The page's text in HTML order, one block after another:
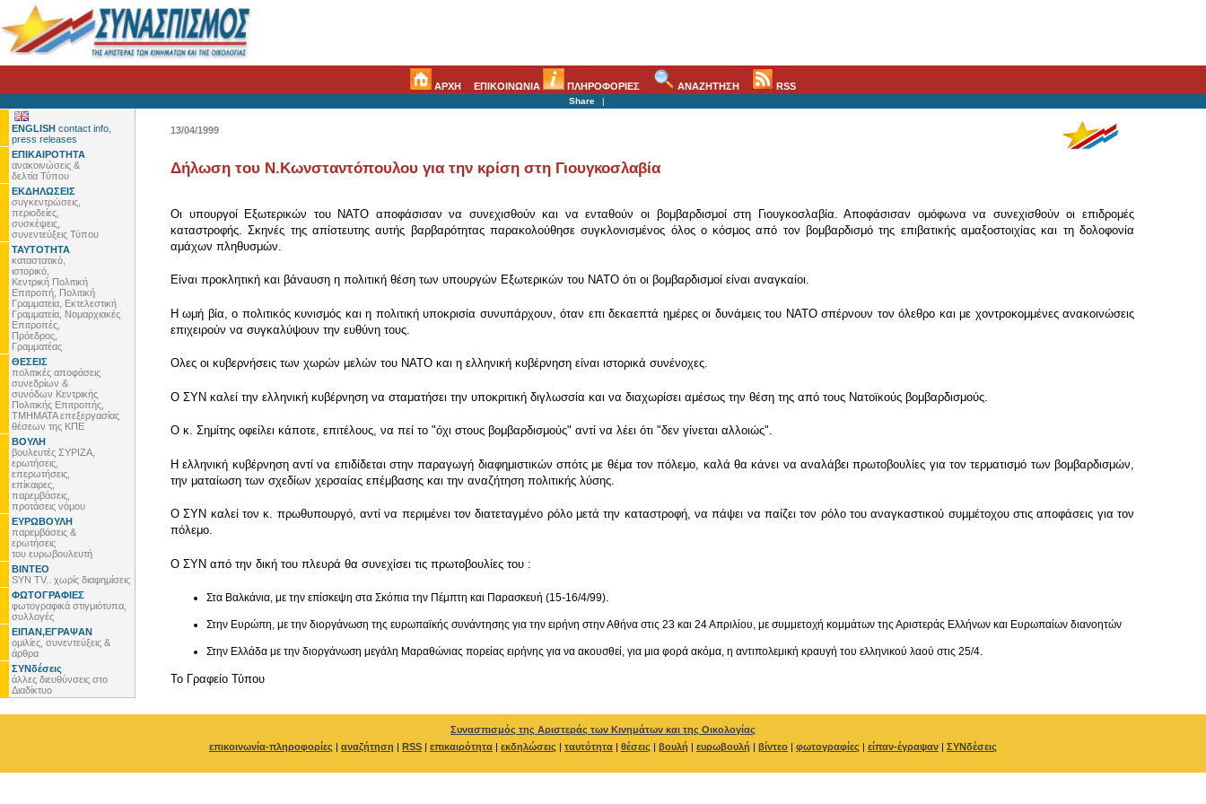
ΑΡΧΗ ΕΠΙΚΟΙΝΩΝΙΑ ΠΛΗΡΟΦΟΡΙΕΣ ΑΝΑΖΗΤΗΣΗ RSS
Share |
ENGLISH contact info,
press releases
ΕΠΙΚΑΙΡΟΤΗΤΑ
ανακοινώσεις &
δελτία Τύπου
ΕΚΔΗΛΩΣΕΙΣ
συγκεντρώσεις,
περιοδείες,
συσκέψεις,
συνεντεύξεις Τύπου
ΤΑΥΤΟΤΗΤΑ
καταστατικό,
ιστορικό,
Κεντρική Πολιτική
Επιτροπή, Πολιτική
Γραμματεία, Εκτελεστική
Γραμματεία, Νομαρχιακές
Επιτροπές,
Πρόεδρος,
Γραμματέας
ΘΕΣΕΙΣ
πολιτικές αποφάσεις
συνεδρίων &
συνόδων Κεντρικής
Πολιτικής Επιτροπής,
ΤΜΗΜΑΤΑ επεξεργασίας
θέσεων της ΚΠΕ
ΒΟΥΛΗ
βουλευτές ΣΥΡΙΖΑ,
ερωτήσεις,
επερωτήσεις,
επίκαιρες,
παρεμβάσεις,
προτάσεις νόμου
ΕΥΡΩΒΟΥΛΗ
παρεμβάσεις &
ερωτήσεις
του ευρωβουλευτή
ΒΙΝΤΕΟ
SYN TV.. χωρίς διαφημίσεις
ΦΩΤΟΓΡΑΦΙΕΣ
φωτογραφικά στιγμιότυπα,
συλλογές
ΕΙΠΑΝ,ΕΓΡΑΨΑΝ
ομιλίες, συνεντεύξεις &
άρθρα
ΣΥΝδέσεις
άλλες διευθύνσεις στο
Διαδίκτυο
13/04/1999
Δήλωση του Ν.Κωνσταντόπουλου για την κρίση στη Γιουγκοσλαβία
Οι υπουργοί Εξωτερικών του ΝΑΤΟ αποφάσισαν να συνεχισθούν και να ενταθούν οι βομβαρδισμοί στη Γιουγκοσλαβία. Αποφάσισαν ομόφωνα να συνεχισθούν οι επιδρομές
καταστροφής. Σκηνές της απίστευτης αυτής βαρβαρότητας παρακολούθησε συγκλονισμένος όλος ο κόσμος από τον βομβαρδισμό της επιβατικής αμαξοστοιχίας και τη δολοφονία
αμάχων πληθυσμών.
Είναι προκλητική και βάναυση η πολιτική θέση των υπουργών Εξωτερικών του ΝΑΤΟ ότι οι βομβαρδισμοί είναι αναγκαίοι.
Η ωμή βία, ο πολιτικός κυνισμός και η πολιτική υποκρισία συνυπάρχουν, όταν επι δεκαεπτά ημέρες οι δυνάμεις του ΝΑΤΟ σπέρνουν τον όλεθρο και με χοντροκομμένες ανακοινώσεις
επιχειρούν να συγκαλύψουν την ευθύνη τους.
Ολες οι κυβερνήσεις των χωρών μελών του ΝΑΤΟ και η ελληνική κυβέρνηση είναι ιστορικά συνένοχες.
Ο ΣΥΝ καλεί την ελληνική κυβέρνηση να σταματήσει την υποκριτική διγλωσσία και να διαχωρίσει αμέσως την θέση της από τους Νατοϊκούς βομβαρδισμούς.
Ο κ. Σημίτης οφείλει κάποτε, επιτέλους, να πεί το "όχι στους βομβαρδισμούς" αντί να λέει ότι "δεν γίνεται αλλοιώς".
Η ελληνική κυβέρνηση αντί να επιδίδεται στην παραγωγή διαφημιστικών σπότς με θέμα τον πόλεμο, καλά θα κάνει να αναλάβει πρωτοβουλίες για τον τερματισμό των βομβαρδισμών,
την ματαίωση των σχεδίων χερσαίας επέμβασης και την αναζήτηση πολιτικής λύσης.
Ο ΣΥΝ καλεί τον κ. πρωθυπουργό, αντί να περιμένει τον διατεταγμένο ρόλο μετά την καταστροφή, να πάψει να παίζει τον ρόλο του αναγκαστικού συμμέτοχου στις αποφάσεις για τον
πόλεμο.
Ο ΣΥΝ από την δική του πλευρά θα συνεχίσει τις πρωτοβουλίες του :
Στα Βαλκάνια, με την επίσκεψη στα Σκόπια την Πέμπτη και Παρασκευή (15-16/4/99).
Στην Ευρώπη, με την διοργάνωση της ευρωπαϊκής συνάντησης για την ειρήνη στην Αθήνα στις 23 και 24 Απριλίου, με συμμετοχή κομμάτων της Αριστεράς Ελλήνων και Ευρωπαίων διανοητών
Στην Ελλάδα με την διοργάνωση μεγάλη Μαραθώνιας πορείας ειρήνης για να ακουσθεί, για μια φορά ακόμα, η αντιπολεμική κραυγή του ελληνικού λαού στις 25/4.
To Γραφείο Τύπου
Συνασπισμός της Αριστεράς των Κινημάτων και της Οικολογίας
επικοινωνία-πληροφορίες | αναζήτηση | RSS | επικαιρότητα | εκδηλώσεις | ταυτότητα | θέσεις | βουλή | ευρωβουλή | βίντεο | φωτογραφίες | είπαν-έγραψαν | ΣΥΝδέσεις